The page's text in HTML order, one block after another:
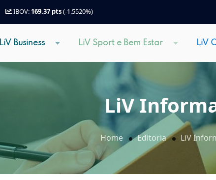
IBOV: 169.37 pts(-1.5520%)
LiV Business LiV Sport e Bem Estar LiV
LiV
Home Editoria LiV